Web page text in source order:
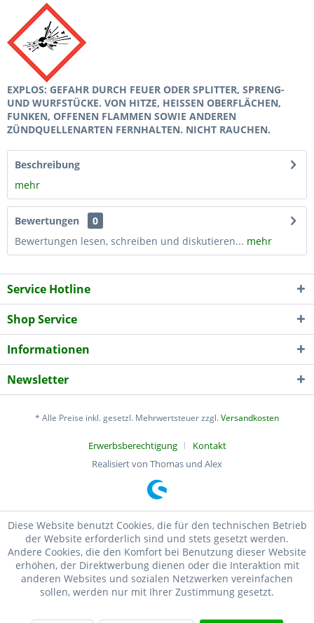
EXPLOS: GEFAHR DURCH FEUER ODER SPLITTER, SPRENG-
UND WURFSTÜCKE. VON HITZE, HEISSEN OBERFLÄCHEN,
FUNKEN, OFFENEN FLAMMEN SOWIE ANDEREN
ZÜNDQUELLENARTEN FERNHALTEN. NICHT RAUCHEN.
Beschreibung
mehr
Bewertungen
0
Bewertungen lesen, schreiben und diskutieren... mehr
Service Hotline
Shop Service
Informationen
Newsletter
* Alle Preise inkl. gesetzl. Mehrwertsteuer zzgl.Versandkosten
Erwerbsberechtigung
Kontakt
Realisiert von Thomas und Alex
Diese Website benutzt Cookies, die für den technischen Betrieb
der Website erforderlich sind und stets gesetzt werden.
Andere Cookies, die den Komfort bei Benutzung dieser Website
erhöhen, der Direktwerbung dienen oder die Interaktion mit
anderen Websites und sozialen Netzwerken vereinfachen
sollen, werden nur mit Ihrer Zustimmung gesetzt.